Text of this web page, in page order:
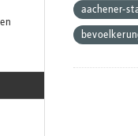
aachener-